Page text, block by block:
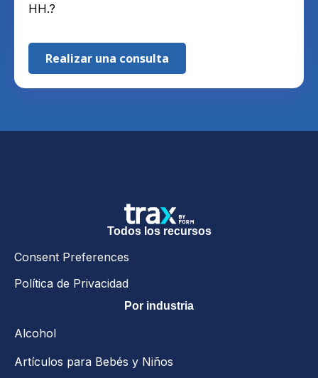
HH.?
Realizar una consulta
Todos los recursos
Consent Preferences
Política de Privacidad
Por industria
Alcohol
Artículos para Bebés y Niños